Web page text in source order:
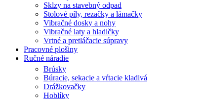
Sklzy na stavebný odpad
Stolové píly, rezačky a lámačky
Vibračné dosky a nohy
Vibračné laty a hladičky
Vrtné a pretláčacie súpravy
Pracovné plošiny
Ručné náradie
Brúsky
Búracie, sekacie a vŕtacie kladivá
Drážkovačky
Hoblíky